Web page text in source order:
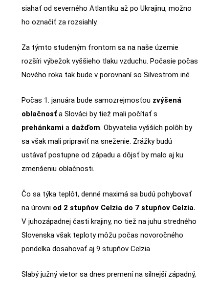
siahať od severného Atlantiku až po Ukrajinu, možno
ho označiť za rozsiahly.
Za týmto studeným frontom sa na naše územie
rozšíri výbežok vyššieho tlaku vzduchu. Počasie počas
Nového roka tak bude v porovnaní so Silvestrom iné.
Počas 1. januára bude samozrejmosťou zvýšená
oblačnosťa Slováci by tiež mali počítať s
prehánkamia dažďom. Obyvatelia vyšších polôh by
sa však mali pripraviť na sneženie. Zrážky budú
ustávať postupne od západu a dôjsť by malo aj ku
zmenšeniu oblačnosti.
Čo sa týka teplôt, denné maximá sa budú pohybovať
na úrovni od 2 stupňov Celzia do 7 stupňov Celzia.
V juhozápadnej časti krajiny, no tiež na juhu stredného
Slovenska však teploty môžu počas novoročného
pondelka dosahovať aj 9 stupňov Celzia.
Slabý južný vietor sa dnes premení na silnejší západný,